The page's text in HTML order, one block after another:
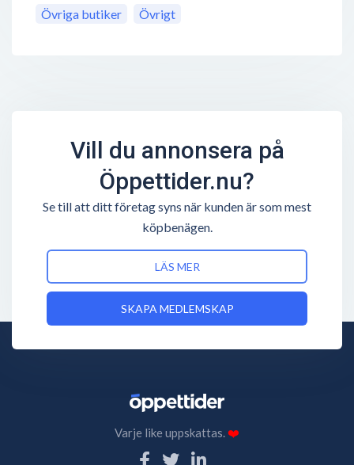
Övriga butiker
Övrigt
Vill du annonsera på
Öppettider.nu?
Se till att ditt företag syns när kunden är som mest
köpbenägen.
LÄS MER
SKAPA MEDLEMSKAP
Varje like uppskattas.❤️